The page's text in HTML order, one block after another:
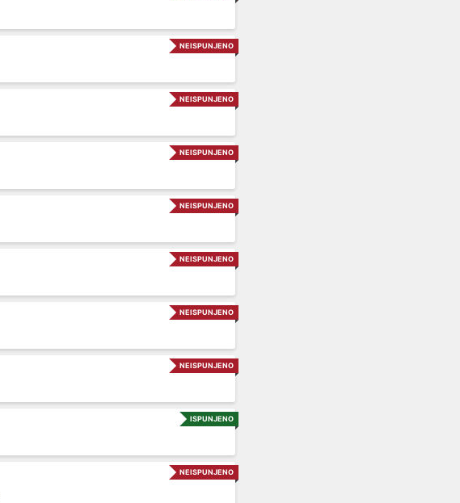
NEISPUNJENO
NEISPUNJENO
NEISPUNJENO
NEISPUNJENO
NEISPUNJENO
NEISPUNJENO
NEISPUNJENO
ISPUNJENO
NEISPUNJENO